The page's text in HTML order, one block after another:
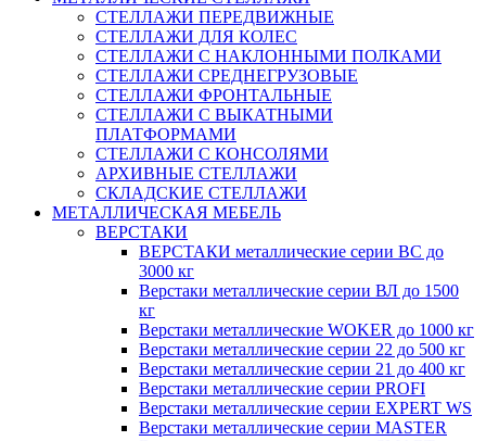
СТЕЛЛАЖИ ПЕРЕДВИЖНЫЕ
СТЕЛЛАЖИ ДЛЯ КОЛЕС
СТЕЛЛАЖИ С НАКЛОННЫМИ ПОЛКАМИ
СТЕЛЛАЖИ СРЕДНЕГРУЗОВЫЕ
СТЕЛЛАЖИ ФРОНТАЛЬНЫЕ
СТЕЛЛАЖИ С ВЫКАТНЫМИ
ПЛАТФОРМАМИ
СТЕЛЛАЖИ С КОНСОЛЯМИ
АРХИВНЫЕ СТЕЛЛАЖИ
СКЛАДСКИЕ СТЕЛЛАЖИ
МЕТАЛЛИЧЕСКАЯ МЕБЕЛЬ
ВЕРСТАКИ
ВЕРСТАКИ металлические серии ВС до
3000 кг
Верстаки металлические серии ВЛ до 1500
кг
Верстаки металлические WOKER до 1000 кг
Верстаки металлические серии 22 до 500 кг
Верстаки металлические серии 21 до 400 кг
Верстаки металлические серии PROFI
Верстаки металлические серии EXPERT WS
Верстаки металлические серии MASTER